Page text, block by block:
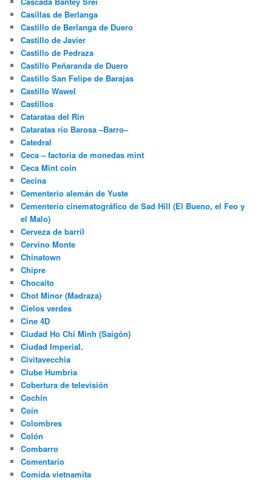
Casillas de Berlanga
Castillo de Berlanga de Duero
Castillo de Javier
Castillo de Pedraza
Castillo Peñaranda de Duero
Castillo San Felipe de Barajas
Castillo Wawel
Castillos
Cataratas del Rin
Cataratas río Barosa –Barro–
Catedral
Ceca – factoria de monedas mint
Ceca Mint coin
Cecina
Cementerio alemán de Yuste
Cementerio cinematográfico de Sad Hill (El Bueno, el Feo y
el Malo)
Cerveza de barril
Cervino Monte
Chinatown
Chipre
Chocaito
Chot Minor (Madraza)
Cielos verdes
Cine 4D
Ciudad Ho Chi Minh (Saigón)
Ciudad Imperial.
Civitavecchia
Clube Humbria
Cobertura de televisión
Cochín
Coín
Colombres
Colón
Combarro
Comentario
Comida vietnamita